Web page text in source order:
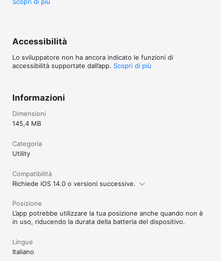
Accessibilità
Lo sviluppatore non ha ancora indicato le funzioni di
accessibilità supportate dall’app. Scopri di più
Informazioni
Dimensioni
145,4 MB
Categoria
Utility
Compatibilità
Richiede iOS 14.0 o versioni successive.
Posizione
L’app potrebbe utilizzare la tua posizione anche quando non è
in uso, riducendo la durata della batteria del dispositivo.
Lingue
Italiano